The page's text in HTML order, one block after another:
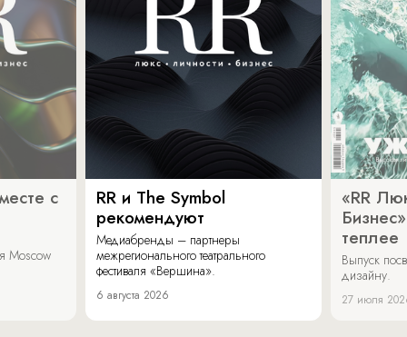
с
Moscow
RR и The Symbol
рекомендуют
Медиабренды – партнеры
межрегионального театрального
фестиваля «Вершина».
6 августа 2026
«RR
теплее
Выпуск
дизайну.
27 июля